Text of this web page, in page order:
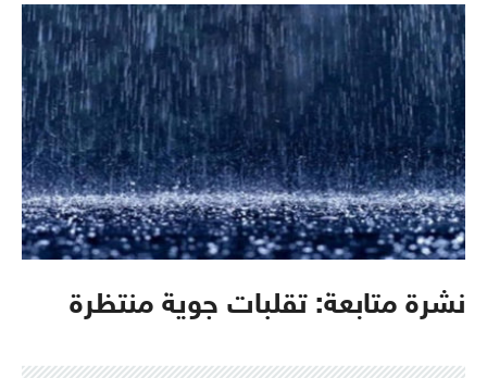
نشرة متابعة: تقلبات جوية منتظرة